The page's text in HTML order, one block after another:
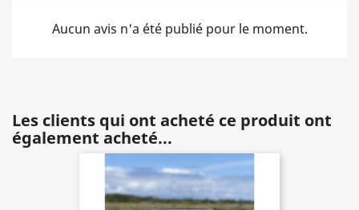
Aucun avis n'a été publié pour le moment.
Les clients qui ont acheté ce produit ont
également acheté...